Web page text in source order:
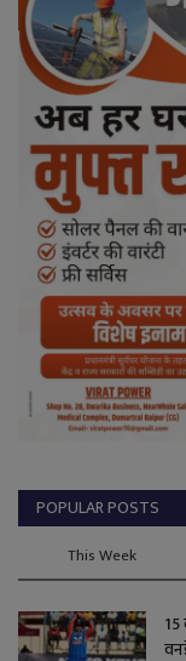
POPULAR POSTS
This Week